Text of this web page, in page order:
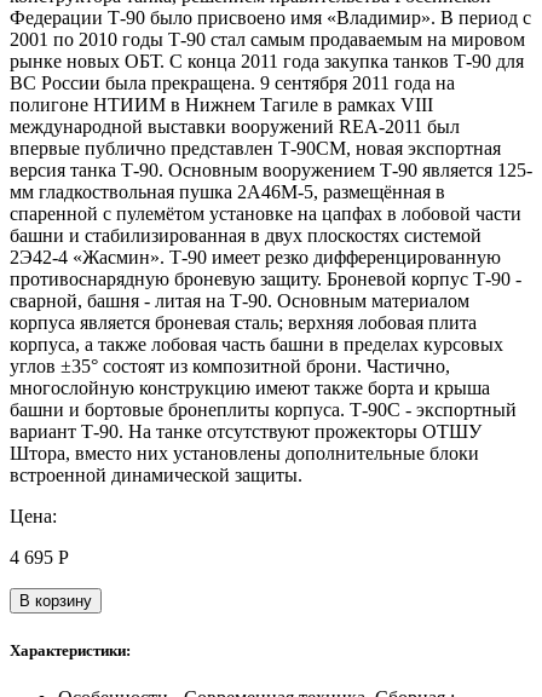
Федерации Т-90 было присвоено имя «Владимир». В период с
2001 по 2010 годы Т-90 стал самым продаваемым на мировом
рынке новых ОБТ. С конца 2011 года закупка танков Т-90 для
ВС России была прекращена. 9 сентября 2011 года на
полигоне НТИИМ в Нижнем Тагиле в рамках VIII
международной выставки вооружений REA-2011 был
впервые публично представлен Т-90СМ, новая экспортная
версия танка Т-90. Основным вооружением Т-90 является 125-
мм гладкоствольная пушка 2А46М-5, размещённая в
спаренной с пулемётом установке на цапфах в лобовой части
башни и стабилизированная в двух плоскостях системой
2Э42-4 «Жасмин». Т-90 имеет резко дифференцированную
противоснарядную броневую защиту. Броневой корпус Т-90 -
сварной, башня - литая на Т-90. Основным материалом
корпуса является броневая сталь; верхняя лобовая плита
корпуса, а также лобовая часть башни в пределах курсовых
углов ±35° состоят из композитной брони. Частично,
многослойную конструкцию имеют также борта и крыша
башни и бортовые бронеплиты корпуса. Т-90С - экспортный
вариант Т-90. На танке отсутствуют прожекторы ОТШУ
Штора, вместо них установлены дополнительные блоки
встроенной динамической защиты.
Цена:
4 695 Р
В корзину
Характеристики: